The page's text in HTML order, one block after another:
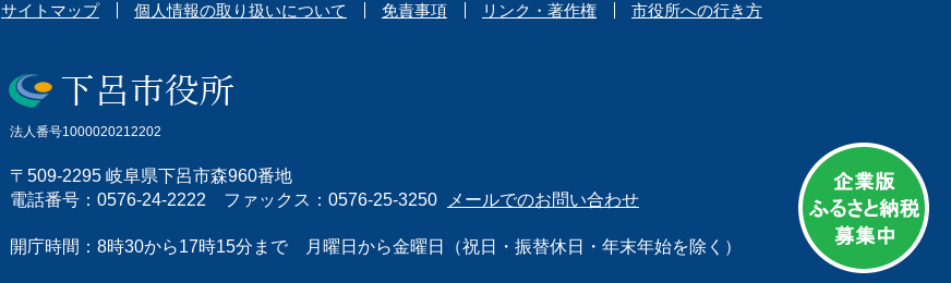
サイトマップ 個人情報の取り扱いについて 免責事項 リンク・著作権 市役所への行き方
法人番号1000020212202
〒509-2295 岐阜県下呂市森960番地
電話番号：0576-24-2222 ファックス：0576-25-3250
メールでのお問い合わせ
開庁時間：8時30から17時15分まで 月曜日から金曜日（祝日・振替休日・年末年始を除く）